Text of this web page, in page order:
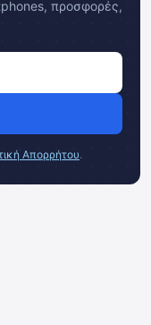
προσφορές,
Απορρήτου.